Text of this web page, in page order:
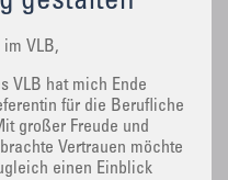
VLB,
VLB hat mich Ende
für die Berufliche
großer Freude und
Vertrauen möchte
einen Einblick